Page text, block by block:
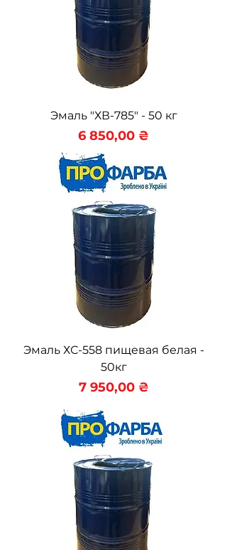
Эмаль "ХВ-785" - 50 кг
Цена
6 850,00 ₴
Эмаль ХС-558 пищевая белая -
50кг
Цена
7 950,00 ₴